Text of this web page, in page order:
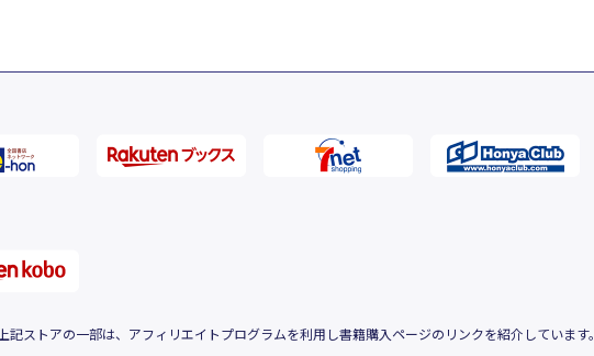
上記ストアの一部は、アフィリエイトプログラムを利用し書籍購入ページのリンクを紹介しています。